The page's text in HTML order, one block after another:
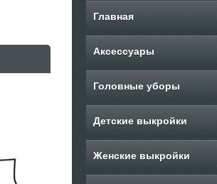
Главная
Аксессуары
Головные уборы
Детские выкройки
Женские выкройки